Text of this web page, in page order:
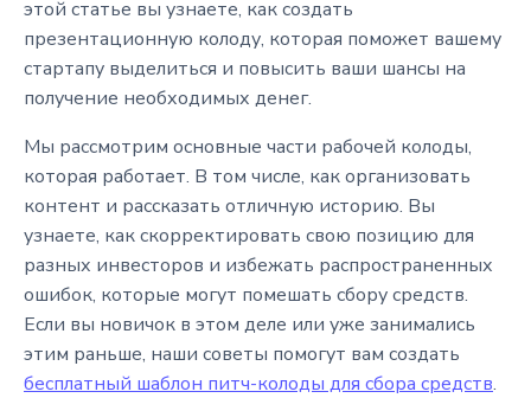
этой статье вы узнаете, как создать
презентационную колоду, которая поможет вашему
стартапу выделиться и повысить ваши шансы на
получение необходимых денег.
Мы рассмотрим основные части рабочей колоды,
которая работает. В том числе, как организовать
контент и рассказать отличную историю. Вы
узнаете, как скорректировать свою позицию для
разных инвесторов и избежать распространенных
ошибок, которые могут помешать сбору средств.
Если вы новичок в этом деле или уже занимались
этим раньше, наши советы помогут вам создать
бесплатный шаблон питч-колоды для сбора средств.